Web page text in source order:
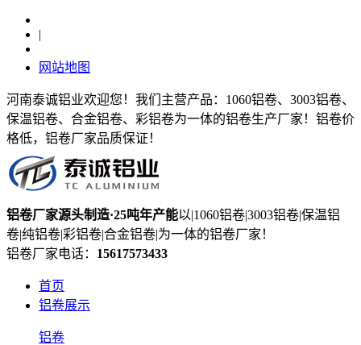
|
网站地图
河南泰诚铝业欢迎您！我们主营产品：1060铝卷、3003铝卷、
保温铝卷、合金铝卷、彩铝卷为一体的铝卷生产厂家！铝卷价
格低，铝卷厂家品质保证！
铝卷厂家源头制造·25吨年产能以|1060铝卷|3003铝卷|保温铝
卷|纯铝卷|彩铝卷|合金铝卷|为一体的铝卷厂家！
铝卷厂家电话： 15617573433
首页
铝卷展示
铝卷